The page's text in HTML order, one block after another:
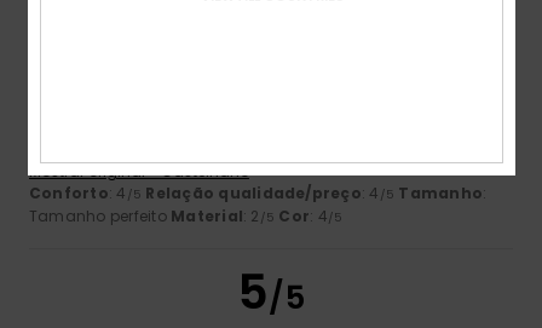
/5
Mostrar original - Castelhano
Conforto: 4 /5 Relação qualidade/preço: 4 /5 Tamanho:
Tamanho perfeito Material: 2 /5 Cor: 4/5
5/5